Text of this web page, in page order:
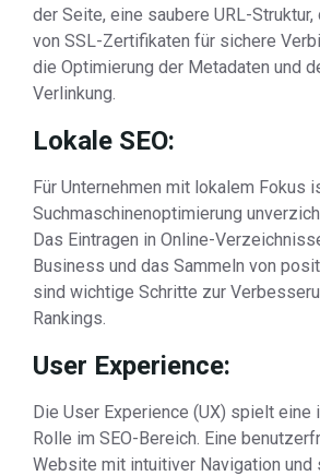
der Seite, eine saubere URL-
von SSL-Zertifikaten für sichere
die Optimierung der Metadaten und
Verlinkung.
Lokale SEO:
Für Unternehmen mit lokalem Fokus
Suchmaschinenoptimierung
Das Eintragen in Online-
Business und das Sammeln von
sind wichtige Schritte zur
Rankings.
User Experience:
Die User Experience (UX) spielt eine
Rolle im SEO-Bereich. Eine
Website mit intuitiver Navigation und